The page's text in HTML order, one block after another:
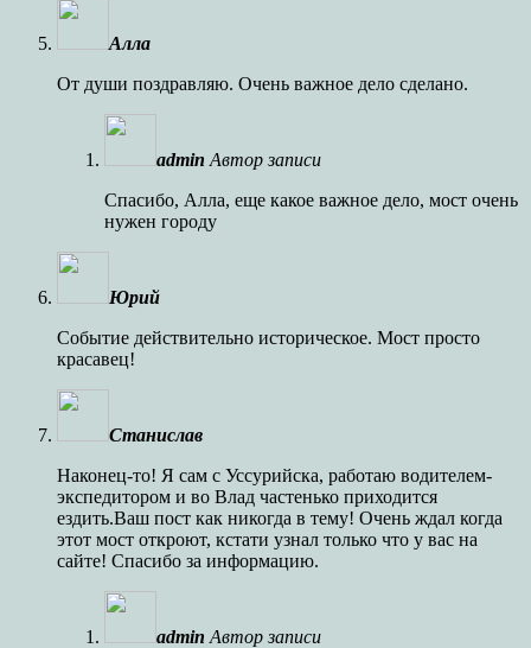
Алла
От души поздравляю. Очень важное дело сделано.
admin Автор записи
Спасибо, Алла, еще какое важное дело, мост очень
нужен городу
Юрий
Событие действительно историческое. Мост просто
красавец!
Станислав
Наконец-то! Я сам с Уссурийска, работаю водителем-
экспедитором и во Влад частенько приходится
ездить.Ваш пост как никогда в тему! Очень ждал когда
этот мост откроют, кстати узнал только что у вас на
сайте! Спасибо за информацию.
admin Автор записи